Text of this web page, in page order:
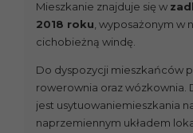
Mieszkanie znajduje się w
2018 roku , wyposażonym w
cichobieżną windę.
Do dyspozycji mieszkańców
rowerownia oraz
jest usytuowaniemieszkania
naprzemiennym układem